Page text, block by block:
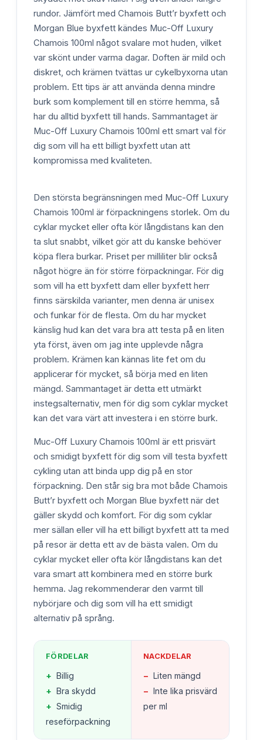
rundor. Jämfört med Chamois Butt’r byxfett och
Morgan Blue byxfett kändes Muc-Off Luxury
Chamois 100ml något svalare mot huden, vilket
var skönt under varma dagar. Doften är mild och
diskret, och krämen tvättas ur cykelbyxorna utan
problem. Ett tips är att använda denna mindre
burk som komplement till en större hemma, så
har du alltid byxfett till hands. Sammantaget är
Muc-Off Luxury Chamois 100ml ett smart val för
dig som vill ha ett billigt byxfett utan att
kompromissa med kvaliteten.
Den största begränsningen med Muc-Off Luxury
Chamois 100ml är förpackningens storlek. Om du
cyklar mycket eller ofta kör långdistans kan den
ta slut snabbt, vilket gör att du kanske behöver
köpa flera burkar. Priset per milliliter blir också
något högre än för större förpackningar. För dig
som vill ha ett byxfett dam eller byxfett herr
finns särskilda varianter, men denna är unisex
och funkar för de flesta. Om du har mycket
känslig hud kan det vara bra att testa på en liten
yta först, även om jag inte upplevde några
problem. Krämen kan kännas lite fet om du
applicerar för mycket, så börja med en liten
mängd. Sammantaget är detta ett utmärkt
instegsalternativ, men för dig som cyklar mycket
kan det vara värt att investera i en större burk.
Muc-Off Luxury Chamois 100ml är ett prisvärt
och smidigt byxfett för dig som vill testa byxfett
cykling utan att binda upp dig på en stor
förpackning. Den står sig bra mot både Chamois
Butt’r byxfett och Morgan Blue byxfett när det
gäller skydd och komfort. För dig som cyklar
mer sällan eller vill ha ett billigt byxfett att ta med
på resor är detta ett av de bästa valen. Om du
cyklar mycket eller ofta kör långdistans kan det
vara smart att kombinera med en större burk
hemma. Jag rekommenderar den varmt till
nybörjare och dig som vill ha ett smidigt
alternativ på språng.
FÖRDELAR
+ Billig
+ Bra skydd
+ Smidig
reseförpackning
NACKDELAR
− Liten mängd
− Inte lika prisvärd
per ml